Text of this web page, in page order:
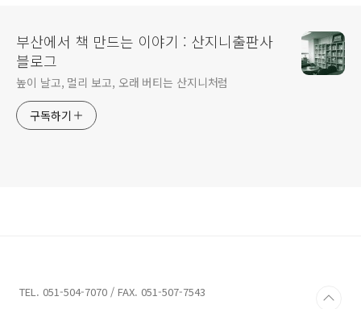
부산에서 책 만드는 이야기 : 산지니출판사
블로그
높이 날고, 멀리 보고, 오래 버티는 산지니처럼
구독하기
TEL. 051-504-7070 / FAX. 051-507-7543